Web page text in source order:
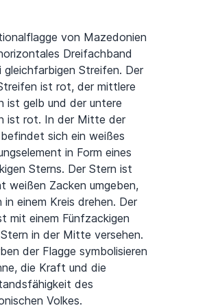
von Mazedonien
Dreifachband
gleichfarbigen Streifen. Der
ist rot, der mittlere
ist gelb und der untere
ist rot. In der Mitte der
sich ein weißes
in Form eines
Sterns. Der Stern ist
weißen Zacken umgeben,
in einem Kreis drehen. Der
mit einem Fünfzackigen
in der Mitte versehen.
der Flagge symbolisieren
die Kraft und die
des
Volkes.